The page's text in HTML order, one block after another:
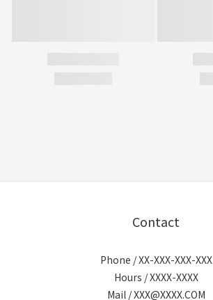
Contact
Phone / XX-XXX-XXX-XXX
Hours / XXXX-XXXX
Mail / XXX@XXXX.COM